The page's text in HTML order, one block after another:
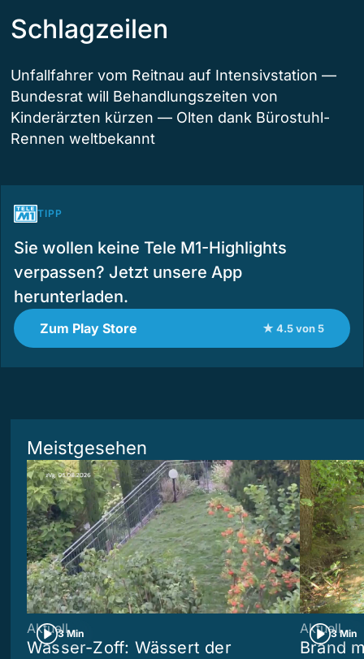
Schlagzeilen
Unfallfahrer vom Reitnau auf Intensivstation —
Bundesrat will Behandlungszeiten von
Kinderärzten kürzen — Olten dank Bürostuhl-
Rennen weltbekannt
TIPP
Sie wollen keine Tele M1-Highlights
verpassen? Jetzt unsere App
herunterladen.
Zum Play Store ★ 4.5 von 5
Meistgesehen
3 Min
Aktuell
Wasser-Zoff: Wässert der
3 Min
Aktuell
Brand